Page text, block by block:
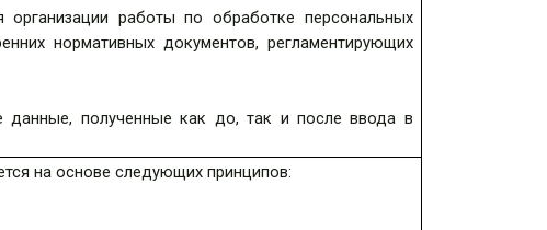
работы по обработке персональных
нормативных документов, регламентирующих
данные, полученные как до, так и после ввода в
на основе следующих принципов: